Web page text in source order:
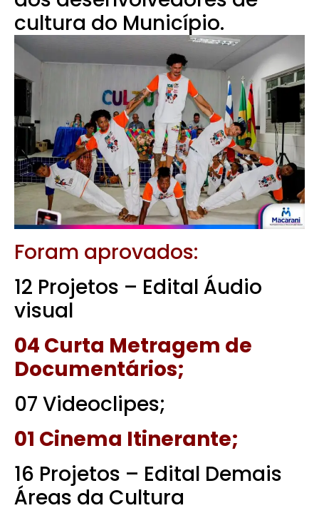
cultura do Município.
Foram aprovados:
12 Projetos – Edital Áudio
visual
04 Curta Metragem de
Documentários;
07 Videoclipes;
01 Cinema Itinerante;
16 Projetos – Edital Demais
Áreas da Cultura